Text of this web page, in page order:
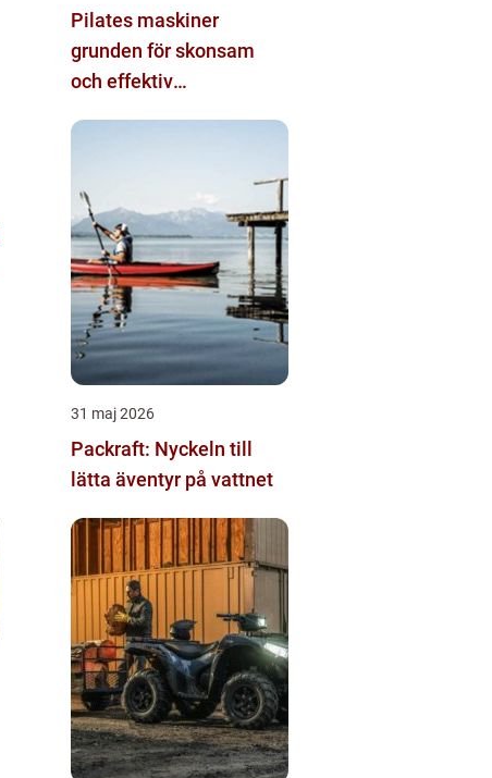
Pilates maskiner
grunden för skonsam
och effektiv
31 maj 2026
Packraft: Nyckeln till
lätta äventyr på vattnet